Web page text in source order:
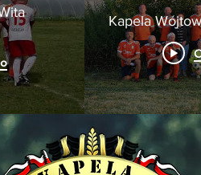
Kapela